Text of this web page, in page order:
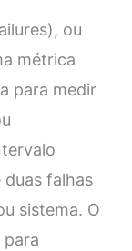
ou
métrica
para medir
falhas
sistema. O